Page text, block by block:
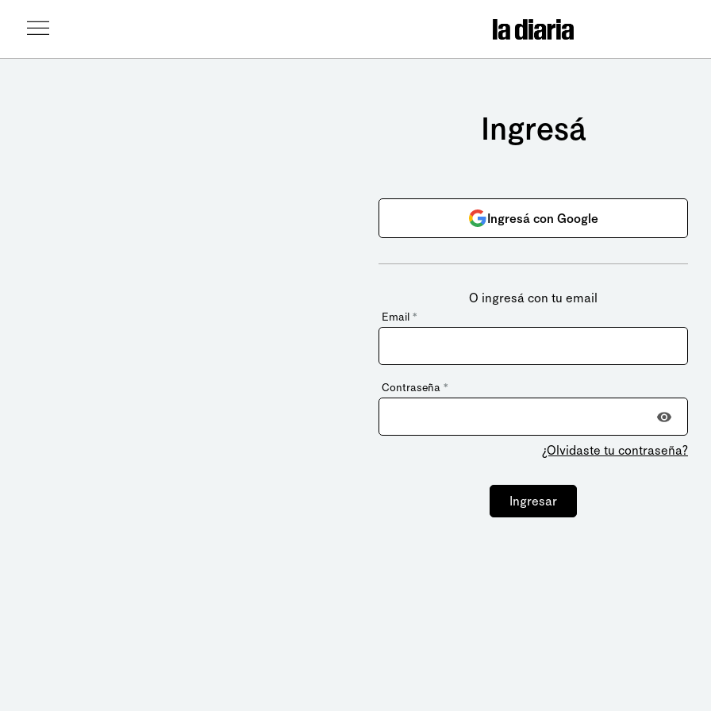
Ingresá
Ingresá con Google
O ingresá con tu email
Email *
Contraseña *
¿Olvidaste tu contraseña?
Ingresar